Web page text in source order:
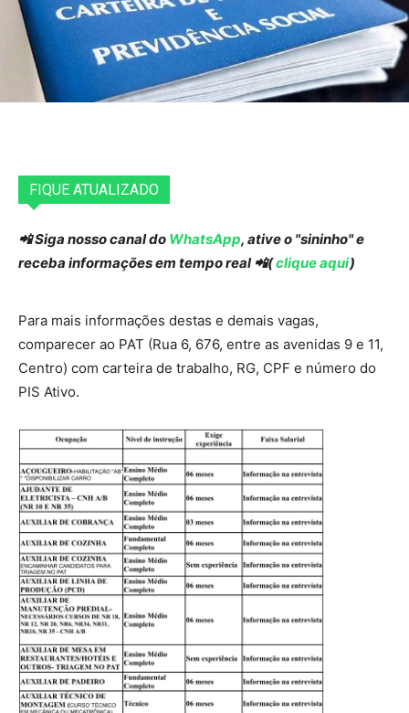
FIQUE ATUALIZADO
📲 Siga nosso canal do WhatsApp, ative o "sininho" e
receba informações em tempo real 📲(clique aqui)
Para mais informações destas e demais vagas,
comparecer ao PAT (Rua 6, 676, entre as avenidas 9 e 11,
Centro) com carteira de trabalho, RG, CPF e número do
PIS Ativo.